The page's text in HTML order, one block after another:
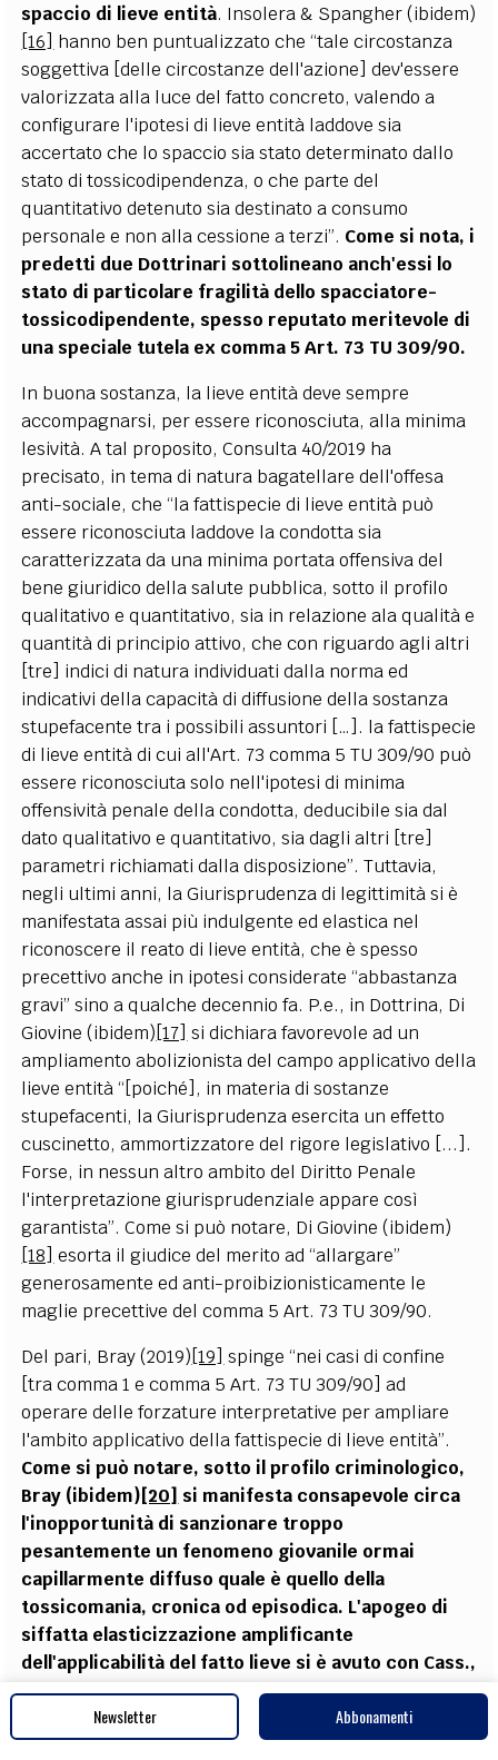
spaccio di lieve entità. Insolera & Spangher (ibidem)
[16] hanno ben puntualizzato che “tale circostanza
soggettiva [delle circostanze dell'azione] dev'essere
valorizzata alla luce del fatto concreto, valendo a
configurare l'ipotesi di lieve entità laddove sia
accertato che lo spaccio sia stato determinato dallo
stato di tossicodipendenza, o che parte del
quantitativo detenuto sia destinato a consumo
personale e non alla cessione a terzi”. Come si nota, i
predetti due Dottrinari sottolineano anch'essi lo
stato di particolare fragilità dello spacciatore-
tossicodipendente, spesso reputato meritevole di
una speciale tutela ex comma 5 Art. 73 TU 309/90.
In buona sostanza, la lieve entità deve sempre
accompagnarsi, per essere riconosciuta, alla minima
lesività. A tal proposito, Consulta 40/2019 ha
precisato, in tema di natura bagatellare dell'offesa
anti-sociale, che “la fattispecie di lieve entità può
essere riconosciuta laddove la condotta sia
caratterizzata da una minima portata offensiva del
bene giuridico della salute pubblica, sotto il profilo
qualitativo e quantitativo, sia in relazione ala qualità e
quantità di principio attivo, che con riguardo agli altri
[tre] indici di natura individuati dalla norma ed
indicativi della capacità di diffusione della sostanza
stupefacente tra i possibili assuntori […]. la fattispecie
di lieve entità di cui all'Art. 73 comma 5 TU 309/90 può
essere riconosciuta solo nell'ipotesi di minima
offensività penale della condotta, deducibile sia dal
dato qualitativo e quantitativo, sia dagli altri [tre]
parametri richiamati dalla disposizione”. Tuttavia,
negli ultimi anni, la Giurisprudenza di legittimità si è
manifestata assai più indulgente ed elastica nel
riconoscere il reato di lieve entità, che è spesso
precettivo anche in ipotesi considerate “abbastanza
gravi” sino a qualche decennio fa. P.e., in Dottrina, Di
Giovine (ibidem)[17] si dichiara favorevole ad un
ampliamento abolizionista del campo applicativo della
lieve entità “[poiché], in materia di sostanze
stupefacenti, la Giurisprudenza esercita un effetto
cuscinetto, ammortizzatore del rigore legislativo [...].
Forse, in nessun altro ambito del Diritto Penale
l'interpretazione giurisprudenziale appare così
garantista”. Come si può notare, Di Giovine (ibidem)
[18] esorta il giudice del merito ad “allargare”
generosamente ed anti-proibizionisticamente le
maglie precettive del comma 5 Art. 73 TU 309/90.
Del pari, Bray (2019)[19] spinge “nei casi di confine
[tra comma 1 e comma 5 Art. 73 TU 309/90] ad
operare delle forzature interpretative per ampliare
l'ambito applicativo della fattispecie di lieve entità”.
Come si può notare, sotto il profilo criminologico,
Bray (ibidem)[20] si manifesta consapevole circa
l'inopportunità di sanzionare troppo
pesantemente un fenomeno giovanile ormai
capillarmente diffuso quale è quello della
tossicomania, cronica od episodica. L'apogeo di
siffatta elasticizzazione amplificante
dell'applicabilità del fatto lieve si è avuto con Cass.,
sez. pen. VI, n. 41090/2013 , la quale ha statuito che
“si può ricondurre al quinto comma anche l'ipotesi del
piccolo spaccio che rivesta non un carattere
Newsletter Abbonamenti